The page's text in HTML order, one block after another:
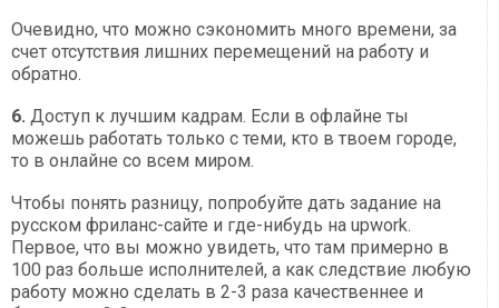
Очевидно, что можно сэкономить много времени, за
счет отсутствия лишних перемещений на работу и
обратно.
6. Доступ к лучшим кадрам. Если в офлайне ты
можешь работать только с теми, кто в твоем городе,
то в онлайне со всем миром.
Чтобы понять разницу, попробуйте дать задание на
русском фриланс-сайте и где-нибудь на upwork.
Первое, что вы можно увидеть, что там примерно в
100 раз больше исполнителей, а как следствие любую
работу можно сделать в 2-3 раза качественнее и